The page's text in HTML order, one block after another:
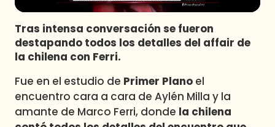
Tras intensa conversación se fueron
destapando todos los detalles del affair de
la chilena con Ferri.
Fue en el estudio de Primer Plano el
encuentro cara a cara de Aylén Milla y la
amante de Marco Ferri, donde la chilena
Contigo en Directo
Plan Perfecto
El Tiempo
Sabingo
Todos Los Programas